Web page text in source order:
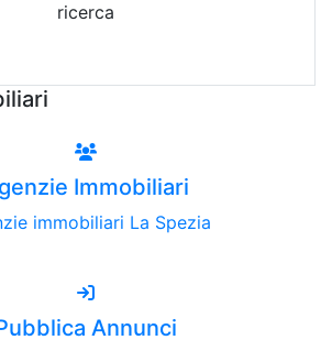
ricerca
Immobiliari
immobiliari La Spezia
Annunci